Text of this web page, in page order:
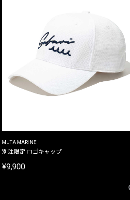
MUTA MARINE
別注限定 ロゴキャップ
¥9,900